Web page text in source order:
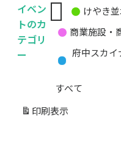
イベン
トのカ
テゴリ
ー
無
題
カ
ゴ
リ
けやき
商業施設・
府中スカイ
すべて
印刷 表示